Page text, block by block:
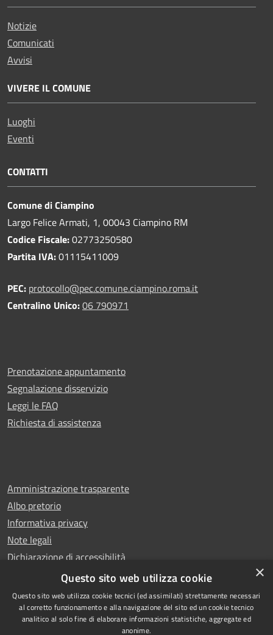
Notizie
Comunicati
Avvisi
VIVERE IL COMUNE
Luoghi
Eventi
CONTATTI
Comune di Ciampino
Largo Felice Armati, 1, 00043 Ciampino RM
Codice Fiscale:02773250580
Partita IVA:01115411009
PEC: protocollo@pec.comune.ciampino.roma.it
Centralino Unico:06 790971
Prenotazione appuntamento
Segnalazione disservizio
Leggi le FAQ
Richiesta di assistenza
Amministrazione trasparente
Albo pretorio
Informativa privacy
Note legali
Dichiarazione di accessibilità
Whistleblowing
×
Questo sito web utilizza cookie
Questo sito web utilizza cookie tecnici (ed assimilati) strettamente necessari
al corretto funzionamento e alla navigazione del sito ed un cookie tecnico
analitico al solo fine di elaborare informazioni statistiche, aggregate ed
anonime.